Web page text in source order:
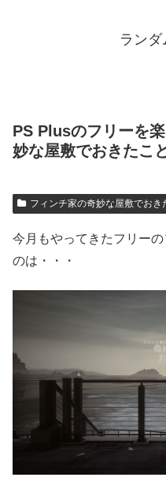
ラン
PS Plusのフリーを
妙な屋敷でおきたこ
フィンチ家の奇妙な屋敷でおき
今月もやってきたフリー
のは・・・